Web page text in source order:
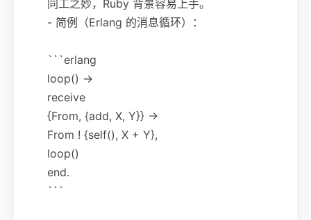
同工之妙，Ruby 背景容易上手。
- 简例（Erlang 的消息循环）：
```erlang
loop() ->
receive
{From, {add, X, Y}} ->
From ! {self(), X + Y},
loop()
end.
```